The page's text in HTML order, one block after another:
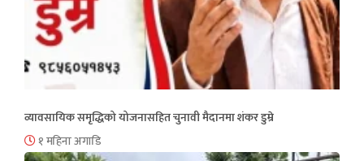
व्यावसायिक समृद्धिको योजनासहित चुनावी मैदानमा शंकर डुम्रे
१ महिना अगाडि